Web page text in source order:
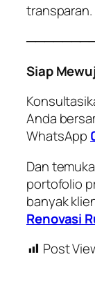
transparan.
Siap
Anda
WhatsApp
Dan
portofolio
banyak
Renovasi
Post